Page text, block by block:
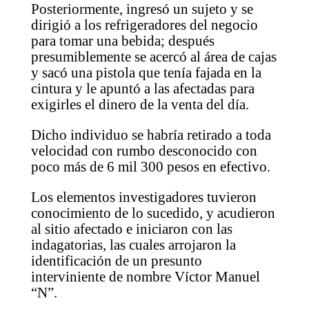
Posteriormente, ingresó un sujeto y se
dirigió a los refrigeradores del negocio
para tomar una bebida; después
presumiblemente se acercó al área de cajas
y sacó una pistola que tenía fajada en la
cintura y le apuntó a las afectadas para
exigirles el dinero de la venta del día.
Dicho individuo se habría retirado a toda
velocidad con rumbo desconocido con
poco más de 6 mil 300 pesos en efectivo.
Los elementos investigadores tuvieron
conocimiento de lo sucedido, y acudieron
al sitio afectado e iniciaron con las
indagatorias, las cuales arrojaron la
identificación de un presunto
interviniente de nombre Víctor Manuel
“N”.